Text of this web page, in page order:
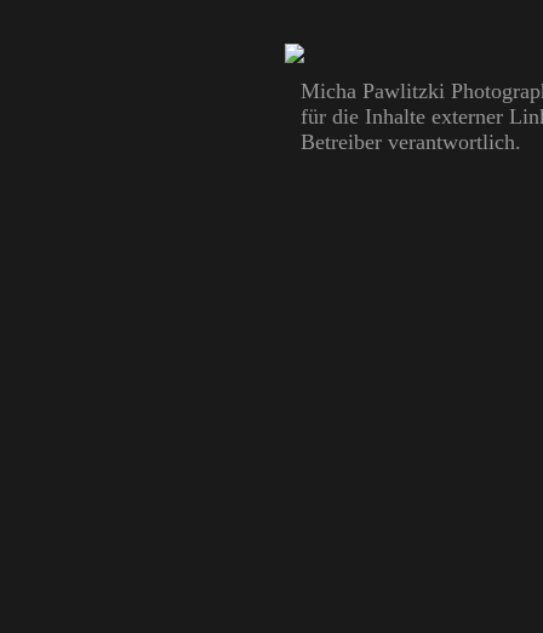
Micha Pawlitzki
für die Inhalte externer
Betreiber verantwortlich.